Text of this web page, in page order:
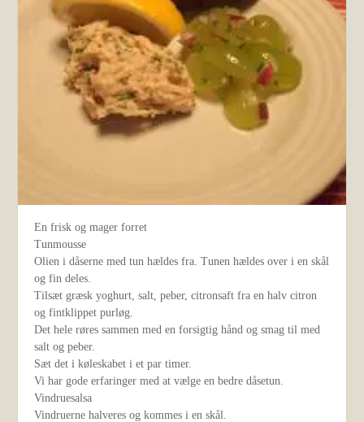
En frisk og mager forret
Tunmousse
Olien i dåserne med tun hældes fra. Tunen hældes over i en skål
og fin deles.
Tilsæt græsk yoghurt, salt, peber, citronsaft fra en halv citron
og fintklippet purløg.
Det hele røres sammen med en forsigtig hånd og smag til med
salt og peber.
Sæt det i køleskabet i et par timer.
Vi har gode erfaringer med at vælge en bedre dåsetun.
Vindruesalsa
Vindruerne halveres og kommes i en skål.